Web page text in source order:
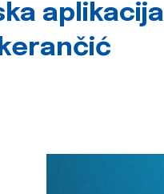
aplikacija